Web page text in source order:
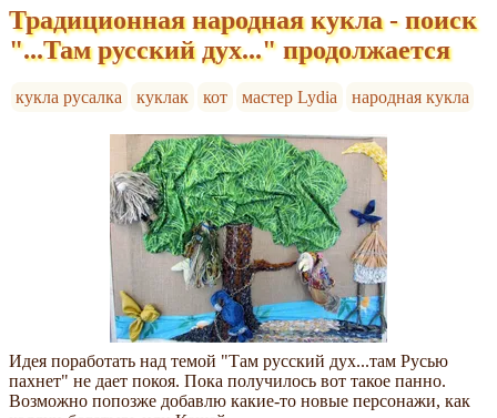
Традиционная народная кукла - поиск
"...Там русский дух..." продолжается
кукла русалка куклак кот мастер Lydia народная кукла
Идея поработать над темой "Там русский дух...там Русью
пахнет" не дает покоя. Пока получилось вот такое панно.
Возможно попозже добавлю какие-то новые персонажи, как